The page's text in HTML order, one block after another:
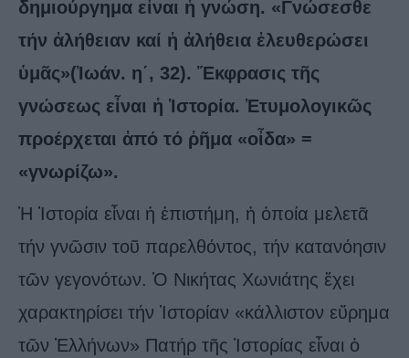
δημιούργημα εἶναι ἡ γνώση. «Γνώσεσθε
τήν ἀλήθειαν καί ἡ ἀλήθεια ἐλευθερώσει
ὑμᾶς»(Ἰωάν. η΄, 32). Ἔκφρασις τῆς
γνώσεως εἶναι ἡ Ἱστορία. Ἐτυμολογικῶς
προέρχεται ἀπό τό ῥῆμα «οἶδα» =
«γνωρίζω».
Ἡ Ἱστορία εἶναι ἡ ἐπιστήμη, ἡ ὁποία μελετᾶ
τήν γνῶσιν τοῦ παρελθόντος, τήν κατανόησιν
τῶν γεγονότων. Ὁ Νικήτας Χωνιάτης ἔχει
χαρακτηρίσει τήν Ἱστορίαν «κάλλιστον εὕρημα
τῶν Ἑλλήνων» Πατήρ τῆς Ἱστορίας εἶναι ὁ